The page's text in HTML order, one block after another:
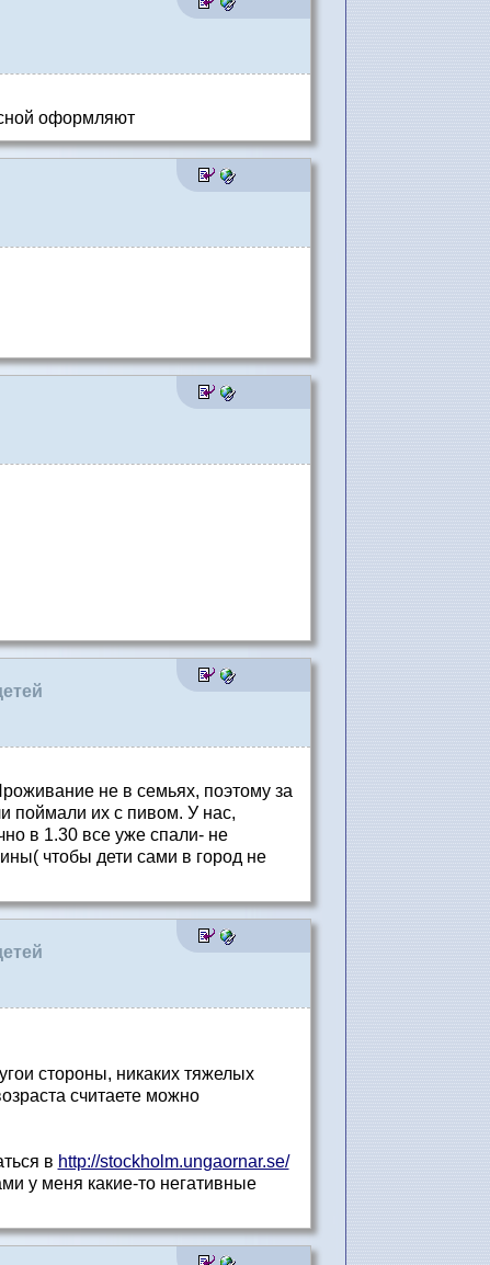
оформляют
не в семьях, поэтому за
поймали их с пивом. У нас,
в 1.30 все уже спали- не
чтобы дети сами в город не
стороны, никаких тяжелых
считаете можно
в http://stockholm.ungaornar.se/
у меня какие-то негативные